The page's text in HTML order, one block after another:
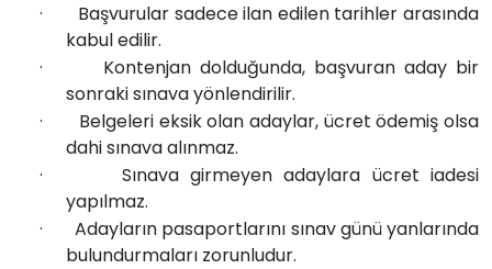
·
Başvurular sadece ilan edilen tarihler arasında
kabul edilir.
·
Kontenjan dolduğunda, başvuran aday bir
sonraki sınava yönlendirilir.
·
Belgeleri eksik olan adaylar, ücret ödemiş olsa
dahi sınava alınmaz.
·
Sınava girmeyen adaylara ücret iadesi
yapılmaz.
·
Adayların pasaportlarını sınav günü yanlarında
bulundurmaları zorunludur.